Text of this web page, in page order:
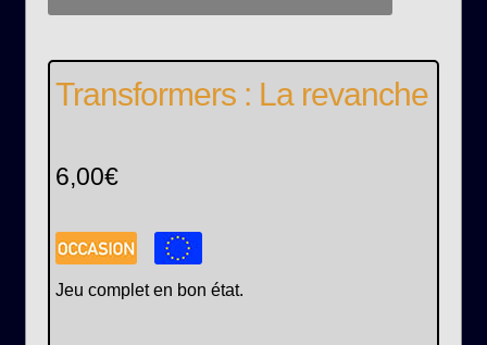
Transformers : La revanche
6,00€
Jeu complet en bon état.